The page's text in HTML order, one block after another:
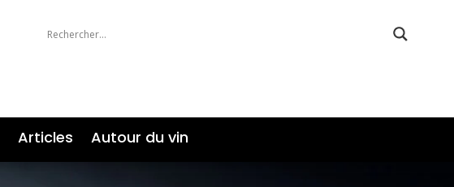
Articles Autour du vin